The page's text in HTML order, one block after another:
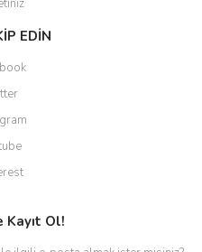
EDİN
Kayıt Ol!